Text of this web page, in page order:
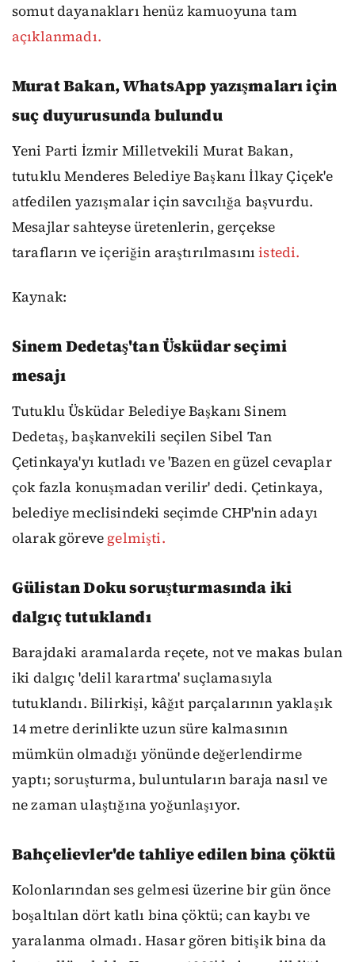
somut dayanakları henüz kamuoyuna tam
açıklanmadı.
Murat Bakan, WhatsApp yazışmaları için
suç duyurusunda bulundu
Yeni Parti İzmir Milletvekili Murat Bakan,
tutuklu Menderes Belediye Başkanı İlkay Çiçek'e
atfedilen yazışmalar için savcılığa başvurdu.
Mesajlar sahteyse üretenlerin, gerçekse
tarafların ve içeriğin araştırılmasınıistedi.
Kaynak:
Sinem Dedetaş'tan Üsküdar seçimi
mesajı
Tutuklu Üsküdar Belediye Başkanı Sinem
Dedetaş, başkanvekili seçilen Sibel Tan
Çetinkaya'yı kutladı ve 'Bazen en güzel cevaplar
çok fazla konuşmadan verilir' dedi. Çetinkaya,
belediye meclisindeki seçimde CHP'nin adayı
olarak göreve gelmişti.
Gülistan Doku soruşturmasında iki
dalgıç tutuklandı
Barajdaki aramalarda reçete, not ve makas bulan
iki dalgıç 'delil karartma' suçlamasıyla
tutuklandı. Bilirkişi, kâğıt parçalarının yaklaşık
14 metre derinlikte uzun süre kalmasının
mümkün olmadığı yönünde değerlendirme
yaptı; soruşturma, buluntuların baraja nasıl ve
ne zaman ulaştığına yoğunlaşıyor.
Bahçelievler'de tahliye edilen bina çöktü
Kolonlarından ses gelmesi üzerine bir gün önce
boşaltılan dört katlı bina çöktü; can kaybı ve
yaralanma olmadı. Hasar gören bitişik bina da